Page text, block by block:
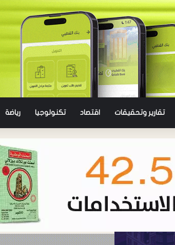
تقارير وتحقيقات اقتصاد تكنولوجيا رياضة